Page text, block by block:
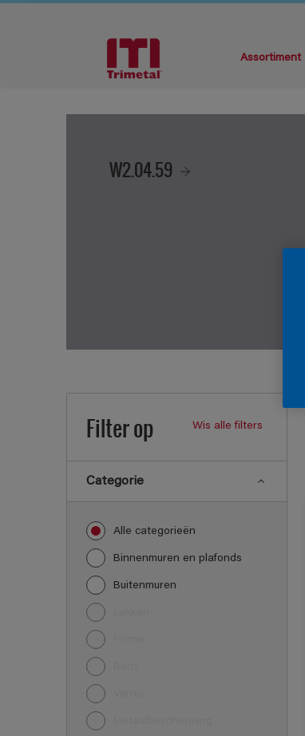
Assortiment
W2.04.59
Filter op Wis alle filters
Categorie
Alle categorieën
Binnenmuren en plafonds
Buitenmuren